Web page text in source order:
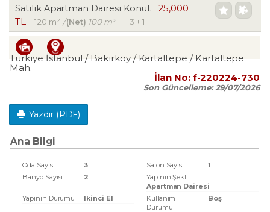
Satılık Apartman Dairesi Konut
25,000
TL
120 m² /(Net) 100 m² 3 + 1
Türkiye İstanbul / Bakırköy/ Kartaltepe / Kartaltepe
Mah.
İlan No: f-220224-730
Son Güncelleme:29/07/2026
Yazdır (PDF)
Ana Bilgi
Oda Sayısı 3 Salon Sayısı
1
Banyo Sayısı
2
Yapının Şekli
Apartman Dairesi
Yapının Durumu
Ikinci El
Kullanım
Durumu
Boş